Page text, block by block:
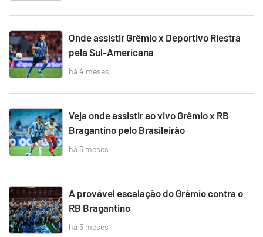
Onde assistir Grêmio x Deportivo Riestra
pela Sul-Americana
há 4 meses
Veja onde assistir ao vivo Grêmio x RB
Bragantino pelo Brasileirão
há 5 meses
A provável escalação do Grêmio contra o
RB Bragantino
há 5 meses